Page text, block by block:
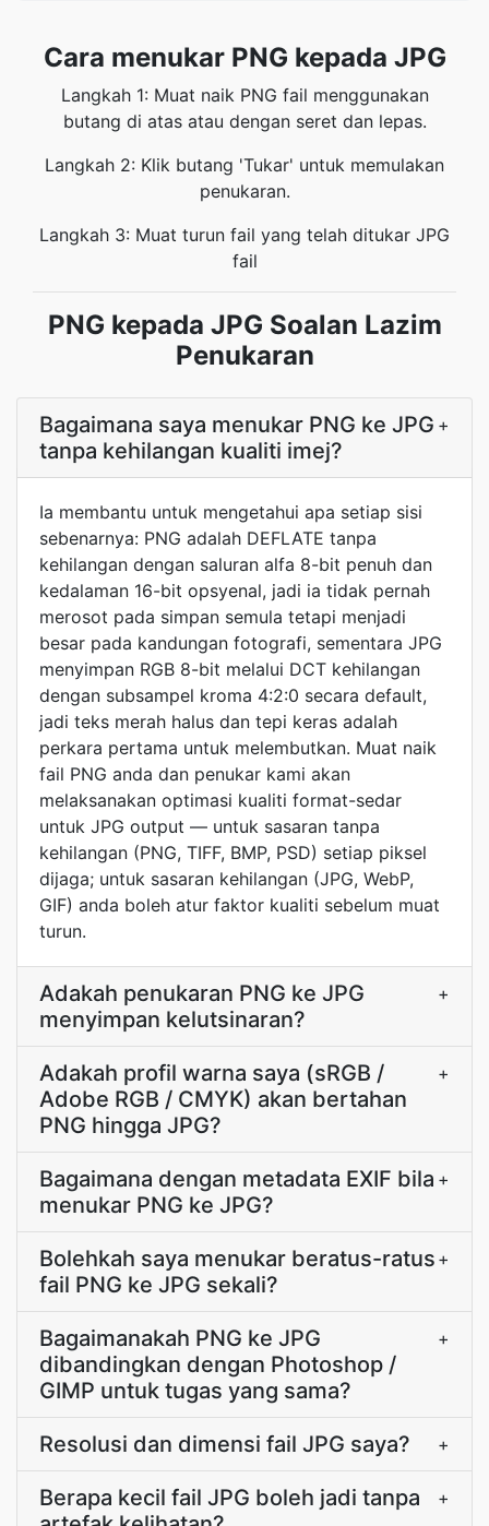
Cara menukar PNG kepada JPG
Langkah 1: Muat naik PNG fail menggunakan
butang di atas atau dengan seret dan lepas.
Langkah 2: Klik butang 'Tukar' untuk memulakan
penukaran.
Langkah 3: Muat turun fail yang telah ditukar JPG
fail
PNG kepada JPG Soalan Lazim
Penukaran
Bagaimana saya menukar PNG ke JPG
tanpa kehilangan kualiti imej?
+
Ia membantu untuk mengetahui apa setiap sisi
sebenarnya: PNG adalah DEFLATE tanpa
kehilangan dengan saluran alfa 8-bit penuh dan
kedalaman 16-bit opsyenal, jadi ia tidak pernah
merosot pada simpan semula tetapi menjadi
besar pada kandungan fotografi, sementara JPG
menyimpan RGB 8-bit melalui DCT kehilangan
dengan subsampel kroma 4:2:0 secara default,
jadi teks merah halus dan tepi keras adalah
perkara pertama untuk melembutkan. Muat naik
fail PNG anda dan penukar kami akan
melaksanakan optimasi kualiti format-sedar
untuk JPG output — untuk sasaran tanpa
kehilangan (PNG, TIFF, BMP, PSD) setiap piksel
dijaga; untuk sasaran kehilangan (JPG, WebP,
GIF) anda boleh atur faktor kualiti sebelum muat
turun.
Adakah penukaran PNG ke JPG
menyimpan kelutsinaran?
+
Adakah profil warna saya (sRGB /
Adobe RGB / CMYK) akan bertahan
PNG hingga JPG?
+
Bagaimana dengan metadata EXIF bila
menukar PNG ke JPG?
+
Bolehkah saya menukar beratus-ratus
fail PNG ke JPG sekali?
+
Bagaimanakah PNG ke JPG
dibandingkan dengan Photoshop /
GIMP untuk tugas yang sama?
+
Resolusi dan dimensi fail JPG saya? +
Berapa kecil fail JPG boleh jadi tanpa
+